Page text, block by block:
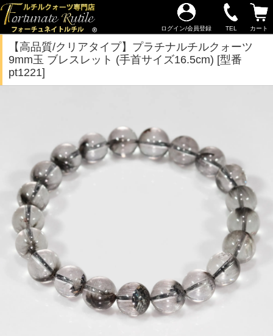
ログイン/会員登録 TEL カート
【高品質/クリアタイプ】プラチナルチルクォーツ
9mm玉 ブレスレット (手首サイズ16.5cm) [型番
pt1221]